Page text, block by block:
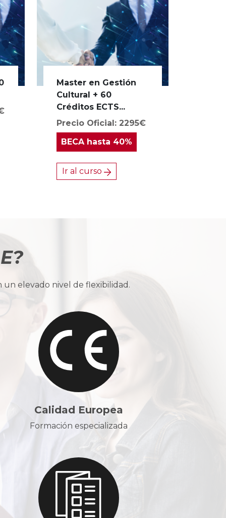
Master en Gestión
Cultural + 60
Créditos ECTS...
Precio Oficial: 2295€
BECAhasta 40%
Ir al curso
un elevado nivel de flexibilidad.
Calidad Europea
Formación especializada